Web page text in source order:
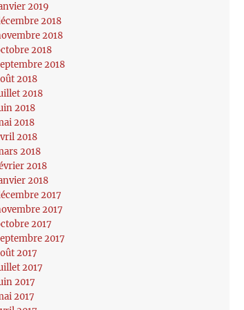
2019
2018
2018
2018
2018
2018
2018
2018
2018
2018
2018
2018
2018
2017
2017
2017
2017
2017
2017
2017
2017